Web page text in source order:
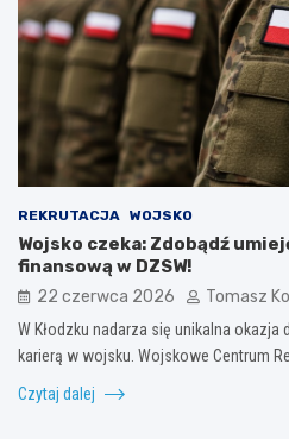
REKRUTACJA WOJSKO
Wojsko czeka: Zdobądź
finansową w DZSW!
22 czerwca 2026 Tomasz
W Kłodzku nadarza się unikalna
karierą w wojsku. Wojskowe Centrum
Czytaj dalej